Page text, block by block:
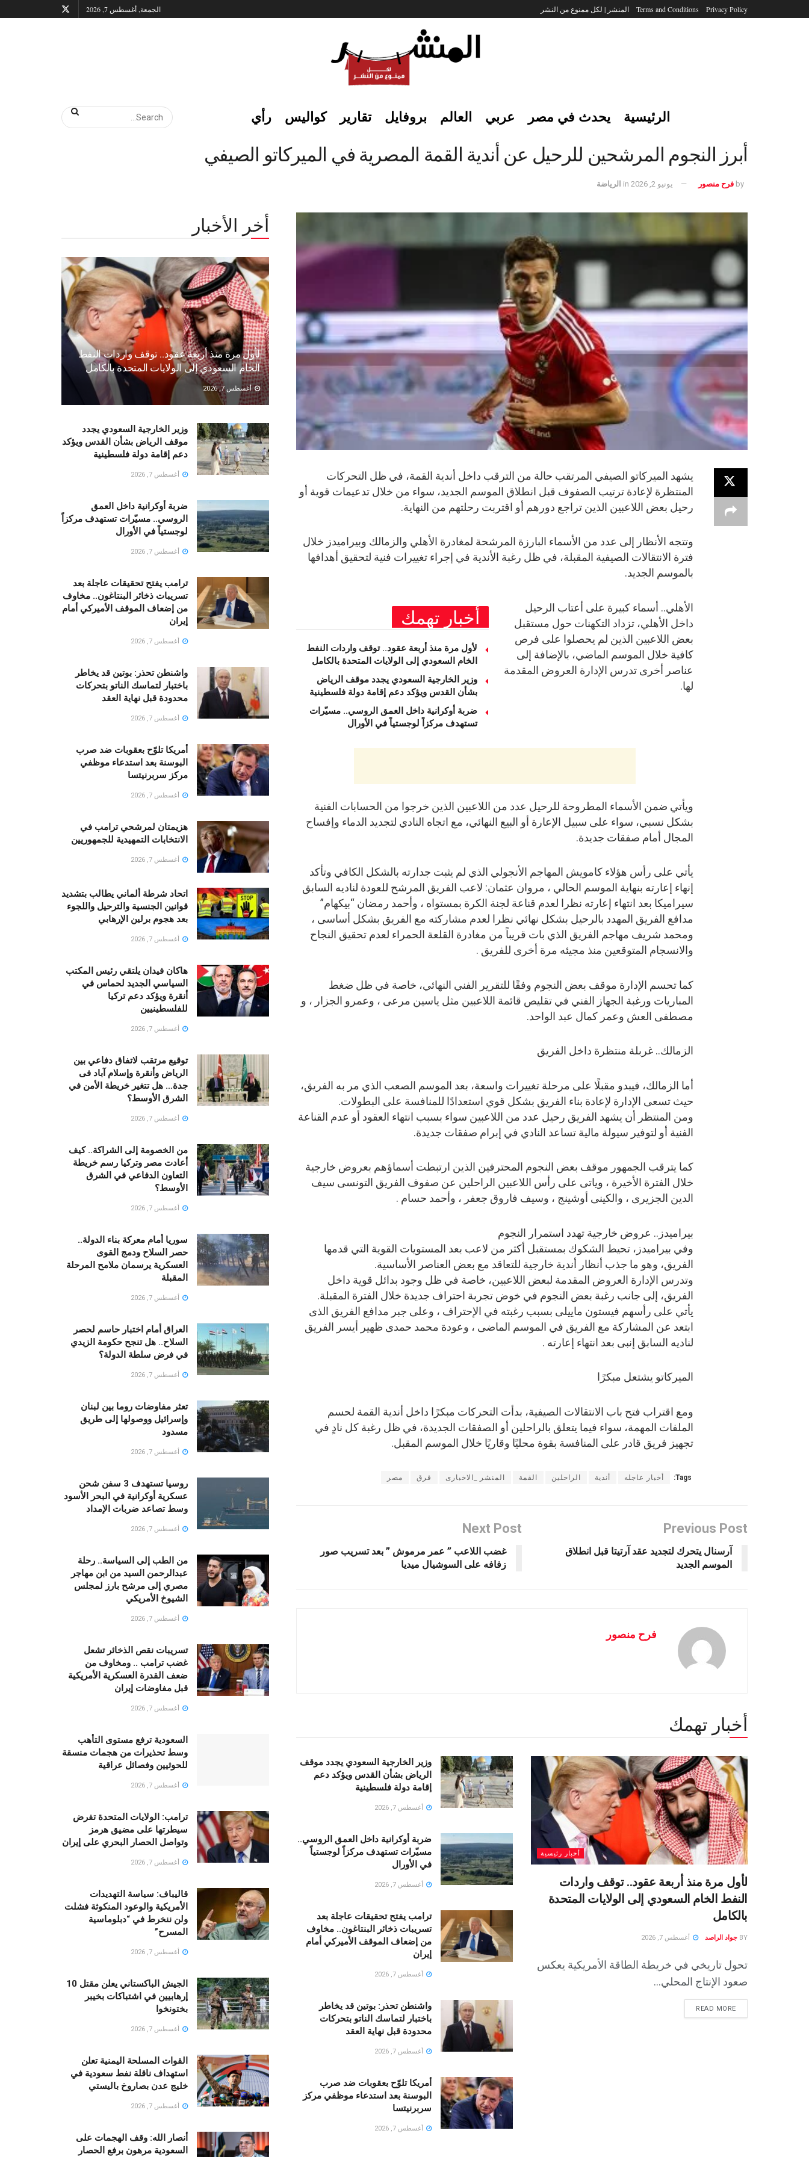
Privacy Policy
Terms and Conditions المنشر | لكل ممنوع من النشر الجمعة, أغسطس 7, 2026
الرئيسية يحدث في مصر عربي العالم بروفايل تقارير كواليس رأي
أبرز النجوم المرشحين للرحيل عن أندية القمة المصرية في الميركاتو الصيفي
by فرح منصور يونيو 2, 2026 in الرياضة
يشهد الميركاتو الصيفي المرتقب حالة من الترقب داخل أندية القمة، في ظل التحركات
المنتظرة لإعادة ترتيب الصفوف قبل انطلاق الموسم الجديد، سواء من خلال تدعيمات قوية أو
رحيل بعض اللاعبين الذين تراجع دورهم أو اقتربت رحلتهم من النهاية.
وتتجه الأنظار إلى عدد من الأسماء البارزة المرشحة لمغادرة الأهلي والزمالك وبيراميدز خلال
فترة الانتقالات الصيفية المقبلة، في ظل رغبة الأندية في إجراء تغييرات فنية لتحقيق أهدافها
بالموسم الجديد.
أخبار تهمك
لأول مرة منذ أربعة عقود.. توقف واردات النفط
الخام السعودي إلى الولايات المتحدة بالكامل
وزير الخارجية السعودي يجدد موقف الرياض
بشأن القدس ويؤكد دعم إقامة دولة فلسطينية
ضربة أوكرانية داخل العمق الروسي.. مسيّرات
تستهدف مركزاً لوجستياً في الأورال
الأهلي.. أسماء كبيرة على أعتاب الرحيل
داخل الأهلي، تزداد التكهنات حول مستقبل
بعض اللاعبين الذين لم يحصلوا على فرص
كافية خلال الموسم الماضي، بالإضافة إلى
عناصر أخرى تدرس الإدارة العروض المقدمة
لها.
ويأتي ضمن الأسماء المطروحة للرحيل عدد من اللاعبين الذين خرجوا من الحسابات الفنية
بشكل نسبي، سواء على سبيل الإعارة أو البيع النهائي، مع اتجاه النادي لتجديد الدماء وإفساح
المجال أمام صفقات جديدة.
يأتي على رأس هؤلاء كامويش المهاجم الأنجولي الذي لم يثبت جدارته بالشكل الكافي وتأكد
إنهاء إعارته بنهاية الموسم الحالي ، مروان عثمان: لاعب الفريق المرشح للعودة لناديه السابق
سيراميكا بعد انتهاء إعارته نظرا لعدم قناعة لجنة الكرة بمستواه ، وأحمد رمضان “بيكهام”
مدافع الفريق المهدد بالرحيل بشكل نهائي نظرا لعدم مشاركته مع الفريق بشكل أساسى ،
ومحمد شريف مهاجم الفريق الذي بات قريباً من مغادرة القلعة الحمراء لعدم تحقيق النجاح
والانسجام المتوقعين منذ مجيئه مرة أخرى للفريق .
كما تحسم الإدارة موقف بعض النجوم وفقًا للتقرير الفني النهائي، خاصة في ظل ضغط
المباريات ورغبة الجهاز الفني في تقليص قائمة اللاعبين مثل ياسين مرعى ، وعمرو الجزار ، و
مصطفى العش وعمر كمال عبد الواحد.
الزمالك.. غربلة منتظرة داخل الفريق
أما الزمالك، فيبدو مقبلًا على مرحلة تغييرات واسعة، بعد الموسم الصعب الذي مر به الفريق،
حيث تسعى الإدارة لإعادة بناء الفريق بشكل قوي استعدادًا للمنافسة على البطولات.
ومن المنتظر أن يشهد الفريق رحيل عدد من اللاعبين سواء بسبب انتهاء العقود أو عدم القناعة
الفنية أو لتوفير سيولة مالية تساعد النادي في إبرام صفقات جديدة.
كما يترقب الجمهور موقف بعض النجوم المحترفين الذين ارتبطت أسماؤهم بعروض خارجية
خلال الفترة الأخيرة ، وياتى على رأس اللاعبين الراحلين عن صفوف الفريق التونسى سيف
الدين الجزيرى ، والكينى أوشينج ، وسيف فاروق جعفر ، وأحمد حسام .
بيراميدز.. عروض خارجية تهدد استمرار النجوم
وفي بيراميدز، تحيط الشكوك بمستقبل أكثر من لاعب بعد المستويات القوية التي قدمها
الفريق، وهو ما جذب أنظار أندية خارجية للتعاقد مع بعض العناصر الأساسية.
وتدرس الإدارة العروض المقدمة لبعض اللاعبين، خاصة في ظل وجود بدائل قوية داخل
الفريق، إلى جانب رغبة بعض النجوم في خوض تجربة احتراف جديدة خلال الفترة المقبلة.
يأتي على رأسهم فيستون ماييلى بسبب رغبته في الإحتراف ، وعلى جبر مدافع الفريق الذى
ابتعد عن المشاركة مع الفريق في الموسم الماضى ، وعودة محمد حمدى ظهير أيسر الفريق
لناديه السابق إنبى بعد انتهاء إعارته .
الميركاتو يشتعل مبكرًا
ومع اقتراب فتح باب الانتقالات الصيفية، بدأت التحركات مبكرًا داخل أندية القمة لحسم
الملفات المهمة، سواء فيما يتعلق بالراحلين أو الصفقات الجديدة، في ظل رغبة كل نادٍ في
تجهيز فريق قادر على المنافسة بقوة محليًا وقاريًا خلال الموسم المقبل.
Tags: أخبار عاجله أندية الراحلين القمة المنشر _الاخبارى فرق مصر
Previous Post
آرسنال يتحرك لتجديد عقد آرتيتا قبل انطلاق
الموسم الجديد
Next Post
غضب اللاعب ” عمر مرموش ” بعد تسريب صور
زفافه على السوشيال ميديا
فرح منصور
أخبار تهمك
أخبار رئيسية
لأول مرة منذ أربعة عقود.. توقف واردات
النفط الخام السعودي إلى الولايات المتحدة
بالكامل
BY جواد الراصد أغسطس 7, 2026
تحول تاريخي في خريطة الطاقة الأمريكية يعكس
صعود الإنتاج المحلي...
READ MORE
وزير الخارجية السعودي يجدد موقف
الرياض بشأن القدس ويؤكد دعم
إقامة دولة فلسطينية
أغسطس 7, 2026
ضربة أوكرانية داخل العمق الروسي..
مسيّرات تستهدف مركزاً لوجستياً
في الأورال
أغسطس 7, 2026
ترامب يفتح تحقيقات عاجلة بعد
تسريبات ذخائر البنتاغون.. مخاوف
من إضعاف الموقف الأميركي أمام
إيران
أغسطس 7, 2026
واشنطن تحذر: بوتين قد يخاطر
باختبار لتماسك الناتو بتحركات
محدودة قبل نهاية العقد
أغسطس 7, 2026
أمريكا تلوّح بعقوبات ضد صرب
البوسنة بعد استدعاء موظفي مركز
سربرنيتسا
أغسطس 7, 2026
أخر الأخبار
لأول مرة منذ أربعة عقود.. توقف واردات النفط
الخام السعودي إلى الولايات المتحدة بالكامل
أغسطس 7, 2026
وزير الخارجية السعودي يجدد
موقف الرياض بشأن القدس ويؤكد
دعم إقامة دولة فلسطينية
أغسطس 7, 2026
ضربة أوكرانية داخل العمق
الروسي.. مسيّرات تستهدف مركزاً
لوجستياً في الأورال
أغسطس 7, 2026
ترامب يفتح تحقيقات عاجلة بعد
تسريبات ذخائر البنتاغون.. مخاوف
من إضعاف الموقف الأميركي أمام
إيران
أغسطس 7, 2026
واشنطن تحذر: بوتين قد يخاطر
باختبار لتماسك الناتو بتحركات
محدودة قبل نهاية العقد
أغسطس 7, 2026
أمريكا تلوّح بعقوبات ضد صرب
البوسنة بعد استدعاء موظفي
مركز سربرنيتسا
أغسطس 7, 2026
هزيمتان لمرشحي ترامب في
الانتخابات التمهيدية للجمهوريين
أغسطس 7, 2026
اتحاد شرطة ألماني يطالب بتشديد
قوانين الجنسية والترحيل واللجوء
بعد هجوم برلين الإرهابي
أغسطس 7, 2026
هاكان فيدان يلتقي رئيس المكتب
السياسي الجديد لحماس في
أنقرة ويؤكد دعم تركيا
للفلسطينيين
أغسطس 7, 2026
توقيع مرتقب لاتفاق دفاعي بين
الرياض وأنقرة وإسلام آباد فى
جدة… هل تتغير خريطة الأمن في
الشرق الأوسط؟
أغسطس 7, 2026
من الخصومة إلى الشراكة.. كيف
أعادت مصر وتركيا رسم خريطة
التعاون الدفاعي في الشرق
الأوسط؟
أغسطس 7, 2026
سوريا أمام معركة بناء الدولة..
حصر السلاح ودمج القوى
العسكرية يرسمان ملامح المرحلة
المقبلة
أغسطس 7, 2026
العراق أمام اختبار حاسم لحصر
السلاح.. هل تنجح حكومة الزيدي
في فرض سلطة الدولة؟
أغسطس 7, 2026
تعثر مفاوضات روما بين لبنان
وإسرائيل ووصولها إلى طريق
مسدود
أغسطس 7, 2026
روسيا تستهدف 3 سفن شحن
عسكرية أوكرانية في البحر الأسود
وسط تصاعد ضربات الإمداد
أغسطس 7, 2026
من الطب إلى السياسة.. رحلة
عبدالرحمن السيد من ابن مهاجر
مصري إلى مرشح بارز لمجلس
الشيوخ الأمريكي
أغسطس 7, 2026
تسريبات نقص الذخائر تشعل
غضب ترامب .. ومخاوف من
ضعف القدرة العسكرية الأمريكية
قبل مفاوضات إيران
أغسطس 7, 2026
السعودية ترفع مستوى التأهب
وسط تحذيرات من هجمات منسقة
للحوثيين وفصائل عراقية
أغسطس 7, 2026
ترامب: الولايات المتحدة تفرض
سيطرتها على مضيق هرمز
وتواصل الحصار البحري على إيران
أغسطس 7, 2026
قالیباف: سياسة التهديدات
الأمريكية والوعود المنكوثة فشلت
ولن ننخرط في “دبلوماسية
المسرح”
أغسطس 7, 2026
الجيش الباكستاني يعلن مقتل 10
إرهابيين في اشتباكات بخيبر
بختونخوا
أغسطس 7, 2026
القوات المسلحة اليمنية تعلن
استهداف ناقلة نفط سعودية في
خليج عدن بصاروخ باليستي
أغسطس 7, 2026
أنصار الله: وقف الهجمات على
السعودية مرهون برفع الحصار